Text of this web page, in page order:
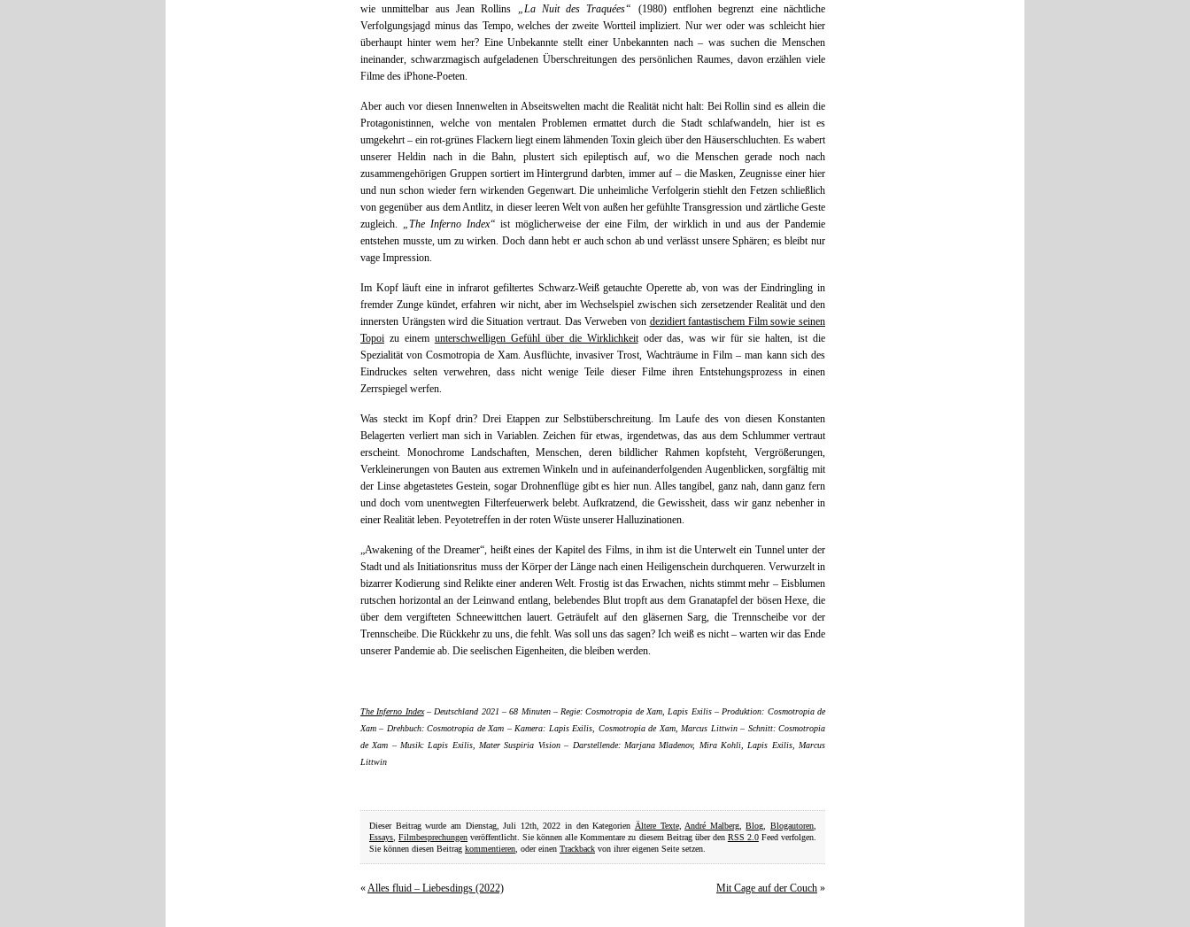
wie unmittelbar aus Jean Rollins
„La Nuit des Traquées“
(1980) entflohen begrenzt eine nächtliche
Verfolgungsjagd minus das Tempo, welches der zweite Wortteil impliziert. Nur wer oder was schleicht hier
überhaupt hinter wem her? Eine Unbekannte stellt einer Unbekannten nach – was suchen die Menschen
ineinander, schwarzmagisch aufgeladenen Überschreitungen des persönlichen Raumes, davon erzählen viele
Filme des iPhone-Poeten.
Aber auch vor diesen Innenwelten in Abseitswelten macht die Realität nicht halt: Bei Rollin sind es allein die
Protagonistinnen, welche von mentalen Problemen ermattet durch die Stadt schlafwandeln, hier ist es
umgekehrt – ein rot-grünes Flackern liegt einem lähmenden Toxin gleich über den Häuserschluchten. Es wabert
unserer Heldin nach in die Bahn, plustert sich epileptisch auf, wo die Menschen gerade noch nach
zusammengehörigen Gruppen sortiert im Hintergrund darbten, immer auf – die Masken, Zeugnisse einer hier
und nun schon wieder fern wirkenden Gegenwart. Die unheimliche Verfolgerin stiehlt den Fetzen schließlich
von gegenüber aus dem Antlitz, in dieser leeren Welt von außen her gefühlte Transgression und zärtliche Geste
zugleich. „The Inferno Index“ ist möglicherweise der eine Film, der wirklich in und aus der Pandemie
entstehen musste, um zu wirken. Doch dann hebt er auch schon ab und verlässt unsere Sphären; es bleibt nur
vage Impression.
Im Kopf läuft eine in infrarot gefiltertes Schwarz-Weiß getauchte Operette ab, von was der Eindringling in
fremder Zunge kündet, erfahren wir nicht, aber im Wechselspiel zwischen sich zersetzender Realität und den
innersten Urängsten wird die Situation vertraut. Das Verweben von dezidiert fantastischem Film sowie seinen
Topoi zu einem unterschwelligen Gefühl über die Wirklichkeitoder das, was wir für sie halten, ist die
Spezialität von Cosmotropia de Xam. Ausflüchte, invasiver Trost, Wachträume in Film – man kann sich des
Eindruckes selten verwehren, dass nicht wenige Teile dieser Filme ihren Entstehungsprozess in einen
Zerrspiegel werfen.
Was steckt im Kopf drin? Drei Etappen zur Selbstüberschreitung. Im Laufe des von diesen Konstanten
Belagerten verliert man sich in Variablen. Zeichen für etwas, irgendetwas, das aus dem Schlummer vertraut
erscheint. Monochrome Landschaften, Menschen, deren bildlicher Rahmen kopfsteht, Vergrößerungen,
Verkleinerungen von Bauten aus extremen Winkeln und in aufeinanderfolgenden Augenblicken, sorgfältig mit
der Linse abgetastetes Gestein, sogar Drohnenflüge gibt es hier nun. Alles tangibel, ganz nah, dann ganz fern
und doch vom unentwegten Filterfeuerwerk belebt. Aufkratzend, die Gewissheit, dass wir ganz nebenher in
einer Realität leben. Peyotetreffen in der roten Wüste unserer Halluzinationen.
„Awakening of the Dreamer“, heißt eines der Kapitel des Films, in ihm ist die Unterwelt ein Tunnel unter der
Stadt und als Initiationsritus muss der Körper der Länge nach einen Heiligenschein durchqueren. Verwurzelt in
bizarrer Kodierung sind Relikte einer anderen Welt. Frostig ist das Erwachen, nichts stimmt mehr – Eisblumen
rutschen horizontal an der Leinwand entlang, belebendes Blut tropft aus dem Granatapfel der bösen Hexe, die
über dem vergifteten Schneewittchen lauert. Geträufelt auf den gläsernen Sarg, die Trennscheibe vor der
Trennscheibe. Die Rückkehr zu uns, die fehlt. Was soll uns das sagen? Ich weiß es nicht – warten wir das Ende
unserer Pandemie ab. Die seelischen Eigenheiten, die bleiben werden.
The Inferno Index– Deutschland 2021 – 68 Minuten – Regie: Cosmotropia de Xam, Lapis Exilis – Produktion: Cosmotropia de
Xam – Drehbuch: Cosmotropia de Xam – Kamera: Lapis Exilis, Cosmotropia de Xam, Marcus Littwin – Schnitt: Cosmotropia
de Xam – Musik: Lapis Exilis, Mater Suspiria Vision – Darstellende: Marjana Mladenov, Mira Kohli, Lapis Exilis, Marcus
Littwin
Dieser Beitrag wurde am Dienstag, Juli 12th, 2022 in den Kategorien Ältere Texte, André Malberg,Blog Blogautoren
Essays ,Filmbesprechungen veröffentlicht. Sie können alle Kommentare zu diesem Beitrag über den RSS 2.0Feed verfolgen.
Sie können diesen Beitrag kommentieren , oder einen Trackback von ihrer eigenen Seite setzen.
«Alles fluid – Liebesdings (2022) Mit Cage auf der Couch »